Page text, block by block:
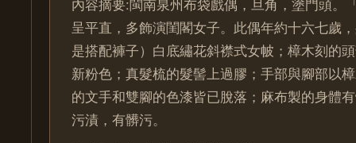
內容摘要:閩南泉州布袋戲偶，旦角，塗門頭。
呈平直，多飾演閨閣女子。此偶年約十六七歲
是搭配褲子）白底繡花斜襟式女帔；樟木刻的
新粉色；真髮梳的髮髻上過膠；手部與腳部以
的文手和雙腳的色漆皆已脫落；麻布製的身體
污漬，有髒污。